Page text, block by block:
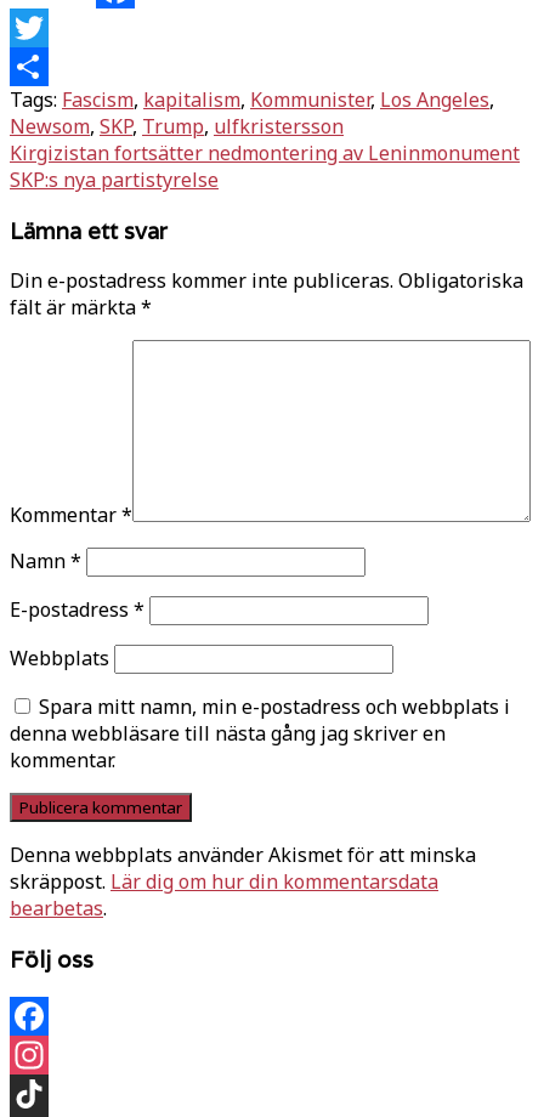
Facebook
Twitter
Dela
Tags: Fascism, kapitalism, Kommunister, Los Angeles,
Newsom, SKP, Trump, ulfkristersson
Inläggsnavigering
Kirgizistan fortsätter nedmontering av Leninmonument
SKP:s nya partistyrelse
Lämna ett svar
Din e-postadress kommer inte publiceras. Obligatoriska
fält är märkta*
Kommentar*
Namn*
E-postadress *
Webbplats
Spara mitt namn, min e-postadress och webbplats i
denna webbläsare till nästa gång jag skriver en
kommentar.
Denna webbplats använder Akismet för att minska
skräppost. Lär dig om hur din kommentarsdata
bearbetas.
Följ oss
Facebook
Instagram